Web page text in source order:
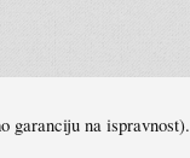
garanciju na ispravnost).